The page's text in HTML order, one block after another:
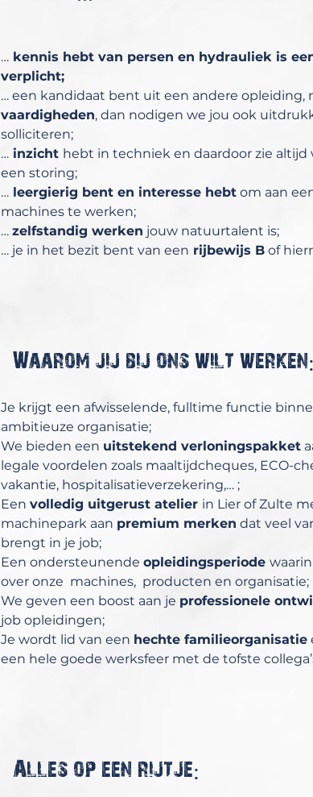
…kennis hebt van persen en hydrauliek is
verplicht;
… een kandidaat bent uit een andere opleiding,
vaardigheden, dan nodigen we jou ook
solliciteren;
…inzicht hebt in techniek en daardoor zie altijd
een storing;
…leergierig bent en interesse hebtom aan
machines te werken;
… zelfstandig werken jouw natuurtalent is;
… je in het bezit bent van een rijbewijs Bof
Waarom jij bij ons wilt werken:
Je krijgt een afwisselende, fulltime functie
ambitieuze organisatie;
We bieden een uitstekend verloningspakket
legale voordelen zoals maaltijdcheques, ECO-
vakantie, hospitalisatieverzekering,… ;
Een volledig uitgerust atelier in Lier of Zulte
machinepark aan premium merken dat veel
brengt in je job;
Een ondersteunende opleidingsperiode
over onze machines, producten en organisatie;
We geven een boost aan je professionele
job opleidingen;
Je wordt lid van een hechte familieorganisatie
een hele goede werksfeer met de tofste
Alles op een rijtje: